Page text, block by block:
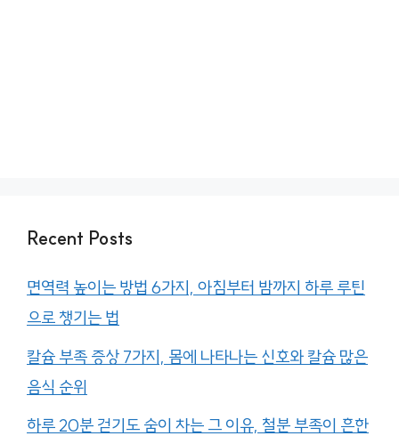
Recent Posts
면역력 높이는 방법 6가지, 아침부터 밤까지 하루 루틴
으로 챙기는 법
칼슘 부족 증상 7가지, 몸에 나타나는 신호와 칼슘 많은
음식 순위
하루 20분 걷기도 숨이 차는 그 이유, 철분 부족이 흔한